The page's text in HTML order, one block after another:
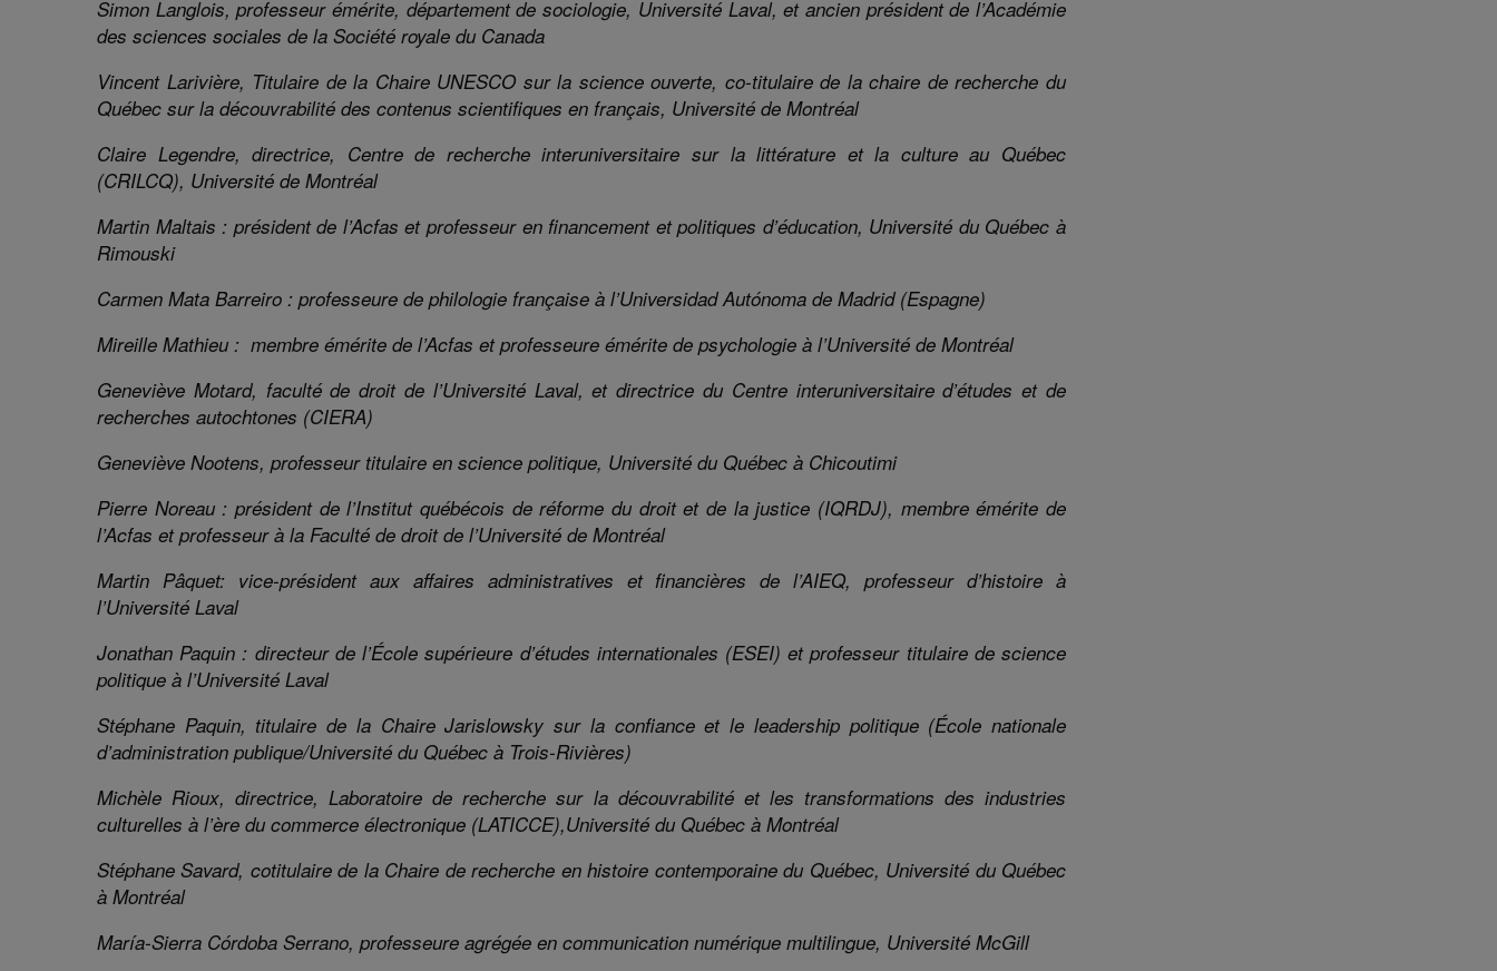
Simon Langlois, professeur émérite, département de sociologie, Université Laval, et ancien président de l’Académie
des sciences sociales de la Société royale du Canada
Vincent Larivière, Titulaire de la Chaire UNESCO sur la science ouverte, co-titulairede la chaire de recherche du
Québec sur la découvrabilité des contenus scientifiques en français, Université de Montréal
Claire Legendre, directrice, Centre de recherche interuniversitaire sur la littérature et la culture au Québec
(CRILCQ), Université de Montréal
Martin Maltais : président de l’Acfas et professeur en financement et politiques d’éducation, Université du Québec à
Rimouski
Carmen Mata Barreiro : professeure de philologie française à l’Universidad Autónoma de Madrid (Espagne)
Mireille Mathieu : membre émérite de l’Acfas et professeure émérite de psychologie à l’Université de Montréal
Geneviève Motard, faculté de droit de l’Université Laval, et directrice du Centre interuniversitaire d’études et de
recherches autochtones (CIERA)
Geneviève Nootens, professeur titulaire en science politique, Université du Québec à Chicoutimi
Pierre Noreau : président de l’Institut québécois de réforme du droit et de la justice (IQRDJ), membre émérite de
l’Acfas et professeur à la Faculté de droit de l’Université de Montréal
Martin Pâquet: vice-président aux affaires administratives et financières de l’AIEQ, professeur d’histoire à
l’Université Laval
Jonathan Paquin: directeurde l’École supérieure d’études internationales (ESEI) et professeur titulaire de science
politique à l’Université Laval
Stéphane Paquin, titulaire de la Chaire Jarislowsky sur la confiance et le leadership politique (École nationale
d’administration publique/Université du Québec à Trois-Rivières)
Michèle Rioux, directrice, Laboratoire de recherche sur la découvrabilitéet les transformations des industries
culturelles à l’ère du commerce électronique (LATICCE),Université du Québec à Montréal
Stéphane Savard, cotitulaire de la Chaire de recherche en histoire contemporaine du Québec, Université du Québec
à Montréal
María-Sierra Córdoba Serrano, professeure agrégée en communication numérique multilingue, Université McGill